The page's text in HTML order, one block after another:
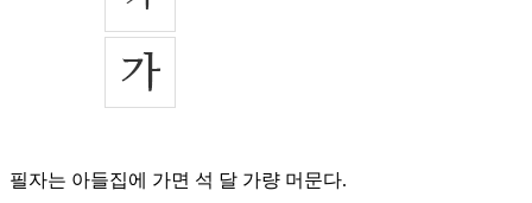
필자는 아들집에 가면 석 달 가량 머문다.